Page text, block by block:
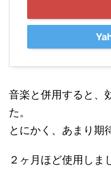
音楽と併用すると、
た。
とにかく、あまり期
２ヶ月ほど使用しま